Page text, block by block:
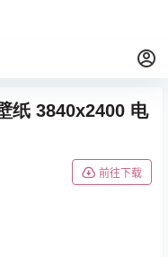
纸 3840x2400 电
前往下载